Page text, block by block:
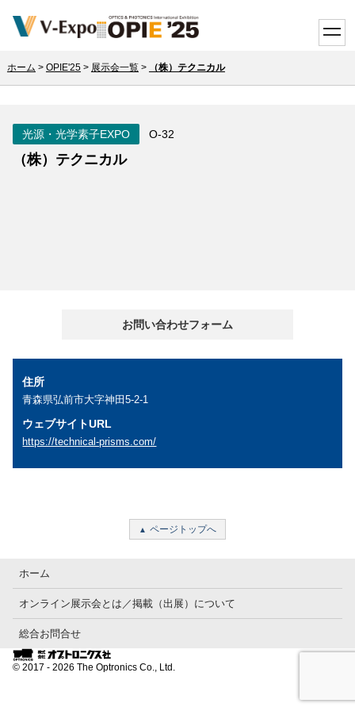
ホーム > OPIE'25> 展示会一覧> （株）テクニカル
光源・光学素子EXPO O-32
（株）テクニカル
お問い合わせフォーム
住所
青森県弘前市大字神田5-2-1
ウェブサイトURL
https://technical-prisms.com/
ページトップへ
ホーム
オンライン展示会とは／掲載（出展）について
総合お問合せ
© 2017 - 2026 The Optronics Co., Ltd.